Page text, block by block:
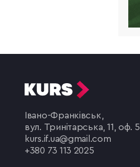
Івано-Франківськ,
вул. Тринітарська, 11, оф. 5
kurs.if.ua@gmail.com
+380 73 113 2025